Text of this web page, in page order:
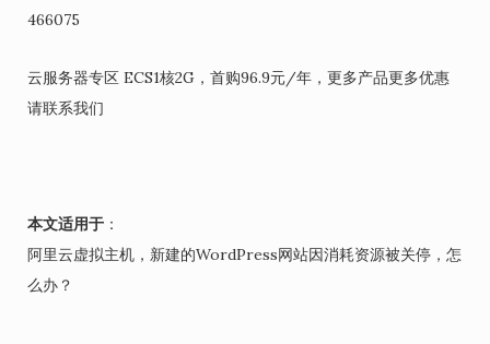
466075
云服务器专区 ECS1核2G，首购96.9元/年，更多产品更多优惠
请联系我们
本文适用于 ：
阿里云虚拟主机，新建的WordPress网站因消耗资源被关停，怎
么办？